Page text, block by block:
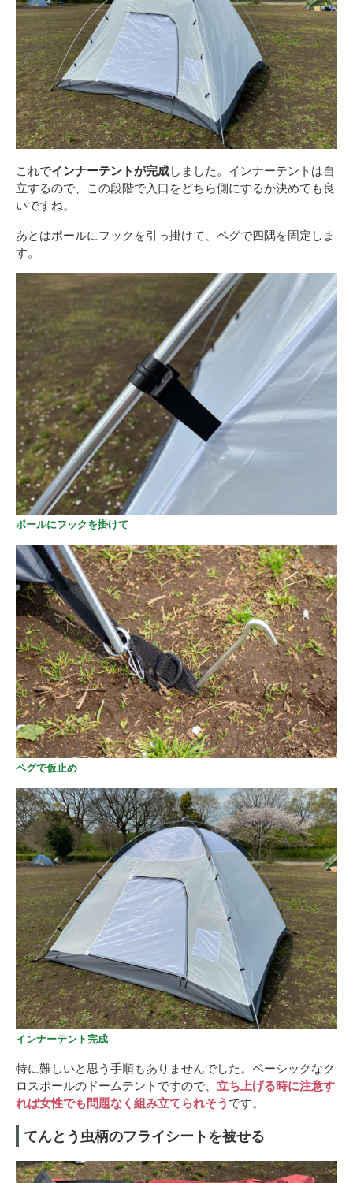
これでインナーテントが完成しました。インナーテントは自
立するので、この段階で入口をどちら側にするか決めても良
いですね。
あとはポールにフックを引っ掛けて、ペグで四隅を固定しま
す。
ポールにフックを掛けて
ペグで仮止め
インナーテント完成
特に難しいと思う手順もありませんでした。ベーシックなク
ロスポールのドームテントですので、 立ち上げる時に注意す
れば女性でも問題なく組み立てられそう です。
てんとう虫柄のフライシートを被せる